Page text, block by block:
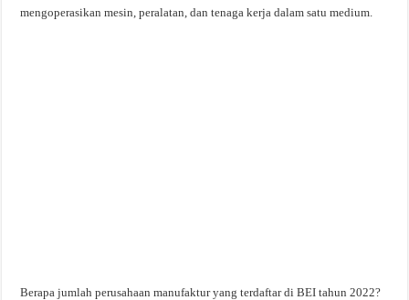
mengoperasikan mesin, peralatan, dan tenaga kerja dalam satu medium.
Berapa jumlah perusahaan manufaktur yang terdaftar di BEI tahun 2022?